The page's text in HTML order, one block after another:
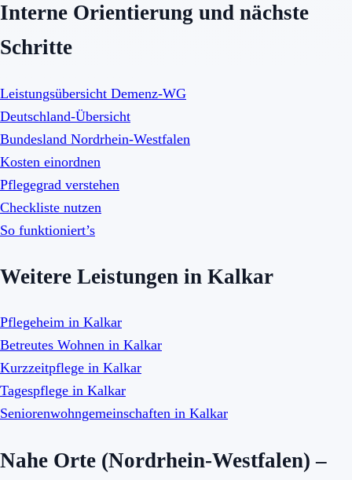
Interne Orientierung und nächste
Schritte
Leistungsübersicht Demenz-WG
Deutschland-Übersicht
Bundesland Nordrhein-Westfalen
Kosten einordnen
Pflegegrad verstehen
Checkliste nutzen
So funktioniert’s
Weitere Leistungen in Kalkar
Pflegeheim in Kalkar
Betreutes Wohnen in Kalkar
Kurzzeitpflege in Kalkar
Tagespflege in Kalkar
Seniorenwohngemeinschaften in Kalkar
Nahe Orte (Nordrhein-Westfalen) –